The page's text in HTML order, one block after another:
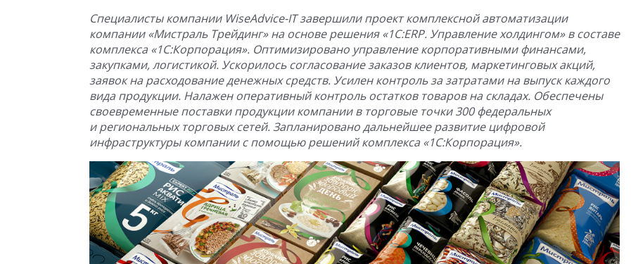
Специалисты компании WiseAdvice-IT завершили проект комплексной автоматизации
компании «Мистраль Трейдинг» на основе решения «1С:ERP. Управление холдингом» в составе
комплекса «1С:Корпорация». Оптимизировано управление корпоративными финансами,
закупками, логистикой. Ускорилось согласование заказов клиентов, маркетинговых акций,
заявок на расходование денежных средств. Усилен контроль за затратами на выпуск каждого
вида продукции. Налажен оперативный контроль остатков товаров на складах. Обеспечены
своевременные поставки продукции компании в торговые точки 300 федеральных
и региональных торговых сетей. Запланировано дальнейшее развитие цифровой
инфраструктуры компании с помощью решений комплекса «1С:Корпорация».